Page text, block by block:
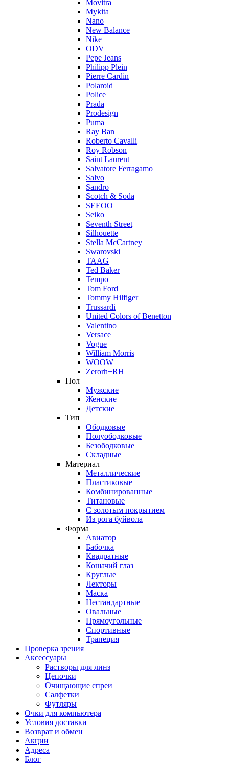
Movitra
Mykita
Nano
New Balance
Nike
ODV
Pepe Jeans
Philipp Plein
Pierre Cardin
Polaroid
Police
Prada
Prodesign
Puma
Ray Ban
Roberto Cavalli
Roy Robson
Saint Laurent
Salvatore Ferragamo
Salvo
Sandro
Scotch & Soda
SEEOO
Seiko
Seventh Street
Silhouette
Stella McCartney
Swarovski
TAAG
Ted Baker
Tempo
Tom Ford
Tommy Hilfiger
Trussardi
United Colors of Benetton
Valentino
Versace
Vogue
William Morris
WOOW
Zerorh+RH
Пол
Мужские
Женские
Детские
Тип
Ободковые
Полуободковые
Безободковые
Складные
Материал
Металлические
Пластиковые
Комбинированные
Титановые
С золотым покрытием
Из рога буйвола
Форма
Авиатор
Бабочка
Квадратные
Кошачий глаз
Круглые
Лекторы
Маска
Нестандартные
Овальные
Прямоугольные
Спортивные
Трапеция
Проверка зрения
Аксессуары
Растворы для линз
Цепочки
Очищающие спреи
Салфетки
Футляры
Очки для компьютера
Условия доставки
Возврат и обмен
Акции
Адреса
Блог